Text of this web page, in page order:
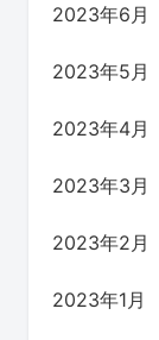
2023年6月
2023年5月
2023年4月
2023年3月
2023年2月
2023年1月